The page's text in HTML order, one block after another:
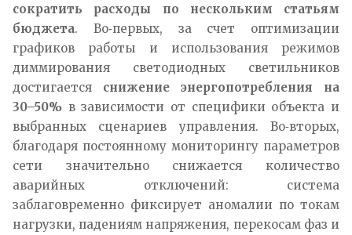
сократить расходы по нескольким статьям
бюджета. Во‑первых, за счет оптимизации
графиков работы и использования режимов
диммирования светодиодных светильников
достигается снижение энергопотребления на
30–50% в зависимости от специфики объекта и
выбранных сценариев управления. Во‑вторых,
благодаря постоянному мониторингу параметров
сети значительно снижается количество
аварийных отключений: система
заблаговременно фиксирует аномалии по токам
нагрузки, падениям напряжения, перекосам фаз и